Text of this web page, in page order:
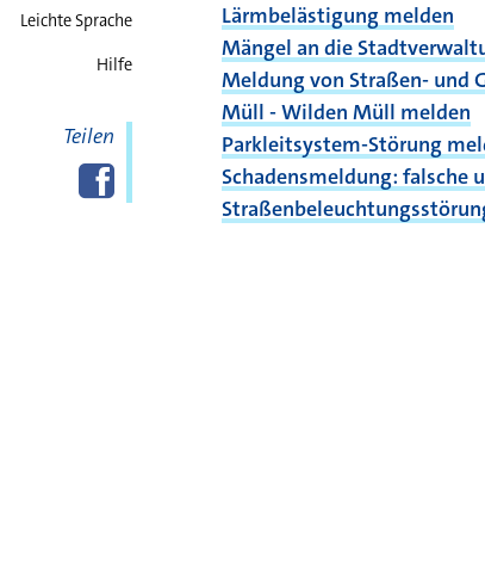
Leichte Sprache
Hilfe
Teilen
Diese Seite bei
Facebook
teilen
Lärmbelästigung melden
Mängel an die
Meldung von Straßen- und
Müll - Wilden Müll melden
Parkleitsystem-Störung
Schadensmeldung: falsche